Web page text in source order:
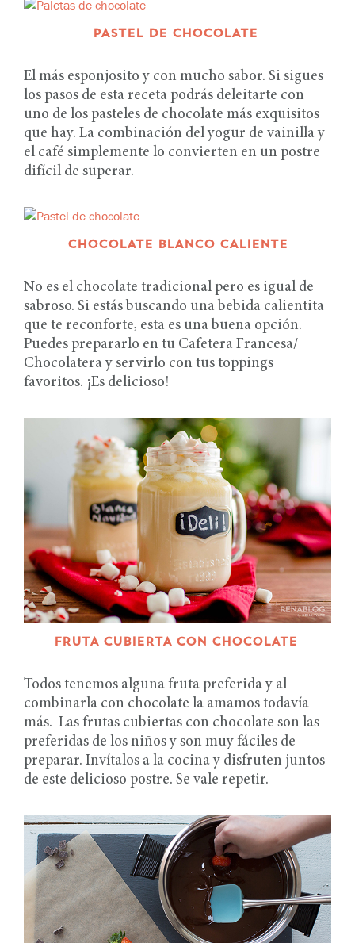
PASTEL DE CHOCOLATE
El más esponjosito y con mucho sabor. Si sigues
los pasos de esta receta podrás deleitarte con
uno de los pasteles de chocolate más exquisitos
que hay. La combinación del yogur de vainilla y
el café simplemente lo convierten en un postre
difícil de superar.
CHOCOLATE BLANCO CALIENTE
No es el chocolate tradicional pero es igual de
sabroso. Si estás buscando una bebida calientita
que te reconforte, esta es una buena opción.
Puedes prepararlo en tu Cafetera Francesa/
Chocolatera y servirlo con tus toppings
favoritos. ¡Es delicioso!
FRUTA CUBIERTA CON CHOCOLATE
Todos tenemos alguna fruta preferida y al
combinarla con chocolate la amamos todavía
más. Las frutas cubiertas con chocolate son las
preferidas de los niños y son muy fáciles de
preparar. Invítalos a la cocina y disfruten juntos
de este delicioso postre. Se vale repetir.